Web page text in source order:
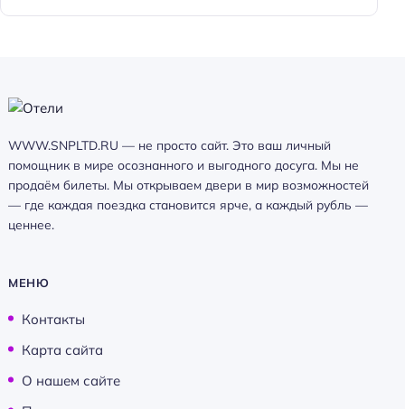
WWW.SNPLTD.RU — не просто сайт. Это ваш личный
помощник в мире осознанного и выгодного досуга. Мы не
продаём билеты. Мы открываем двери в мир возможностей
— где каждая поездка становится ярче, а каждый рубль —
ценнее.
МЕНЮ
Контакты
Карта сайта
О нашем сайте